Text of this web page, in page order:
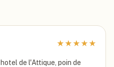
★★★★★
de l'Attique, poin de